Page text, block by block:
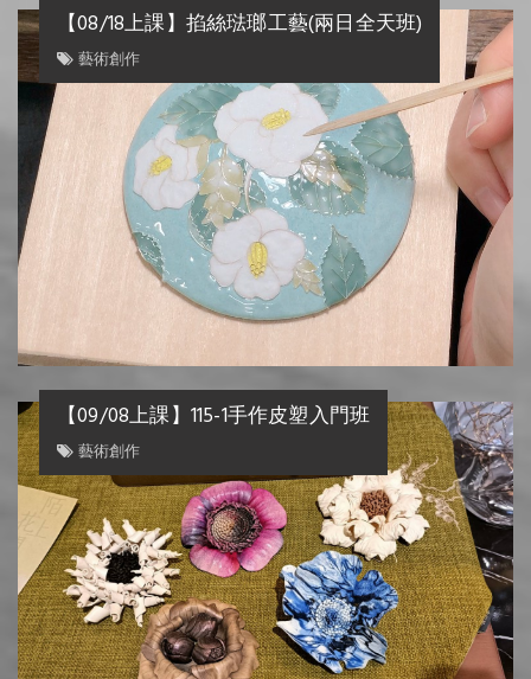
【08/18上課】掐絲琺瑯工藝(兩日全天班)
藝術創作
【09/08上課】115-1手作皮塑入門班
藝術創作